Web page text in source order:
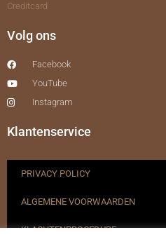
Creditcard
Volg ons
Facebook
YouTube
Instagram
Klantenservice
PRIVACY POLICY
ALGEMENE VOORWAARDEN
KLACHTENPROCEDURE